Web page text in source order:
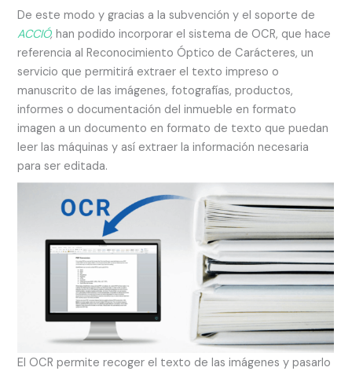
De este modo y gracias a la subvención y el soporte de
ACCIÓ,han podido incorporar el sistema de OCR, que hace
referencia al Reconocimiento Óptico de Carácteres, un
servicio que permitirá extraer el texto impreso o
manuscrito de las imágenes, fotografías, productos,
informes o documentación del inmueble en formato
imagen a un documento en formato de texto que puedan
leer las máquinas y así extraer la información necesaria
para ser editada.
El OCR permite recoger el texto de las imágenes y pasarlo